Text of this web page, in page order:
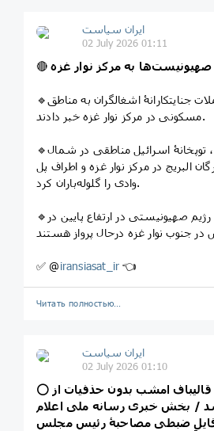
ایران سیاست
02 July 2026 01:11
🔴به مرکز نوار غزه
🔹منابع فلسطینی از حملات جنایتکارانۀ اشغالگران به مناطق
مسکونی در مرکز نوار غزه خبر دادند.
🔹به گفتۀ منابع خبری، توپخانۀ اسرائیل مناطقی در شمال
البریج در مرکز نوار غزه و اطراف پل
وادی را گلوله‌باران کرد.
🔹همچنین پهپادهای رژیم صهیونیستی در ارتفاع پایین در
✅ @iransiasat_ir 👈
Читать полностью…
ایران سیاست
02 July 2026 01:10
⭕️ امشب بدون حذفیات از
/ بخش خبری رسانه ملی اعلام
ضبطی مصاحبهٔ رئیس مجلس